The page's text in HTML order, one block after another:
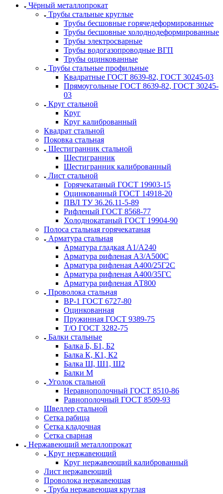
Чёрный металлопрокат
Трубы стальные круглые
Трубы бесшовные горячедеформированные
Трубы бесшовные холоднодеформированные
Трубы электросварные
Трубы водогазопроводные ВГП
Трубы оцинкованные
Трубы стальные профильные
Квадратные ГОСТ 8639-82, ГОСТ 30245-03
Прямоугольные ГОСТ 8639-82, ГОСТ 30245-
03
Круг стальной
Круг
Круг калиброванный
Квадрат стальной
Поковка стальная
Шестигранник стальной
Шестигранник
Шестигранник калиброванный
Лист стальной
Горячекатаный ГОСТ 19903-15
Оцинкованный ГОСТ 14918-20
ПВЛ ТУ 36.26.11-5-89
Рифленый ГОСТ 8568-77
Холоднокатаный ГОСТ 19904-90
Полоса стальная горячекатаная
Арматура стальная
Арматура гладкая А1/А240
Арматура рифленая А3/А500С
Арматура рифленая А400/25Г2С
Арматура рифленая А400/35ГС
Арматура рифленая АТ800
Проволока стальная
ВР-1 ГОСТ 6727-80
Оцинкованная
Пружинная ГОСТ 9389-75
Т/О ГОСТ 3282-75
Балки стальные
Балка Б, Б1, Б2
Балка К, К1, К2
Балка Ш, Ш1, Ш2
Балки М
Уголок стальной
Неравнополочный ГОСТ 8510-86
Равнополочный ГОСТ 8509-93
Швеллер стальной
Сетка рабица
Сетка кладочная
Сетка сварная
Нержавеющий металлопрокат
Круг нержавеющий
Круг нержавеющий калиброванный
Лист нержавеющий
Проволока нержавеющая
Труба нержавеющая круглая